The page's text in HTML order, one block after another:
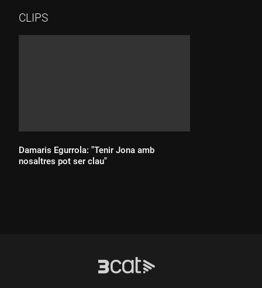
CLIPS
Damaris Egurrola: "Tenir Jona amb
nosaltres pot ser clau"